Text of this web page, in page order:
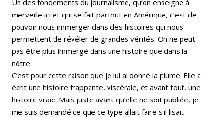
Un des fondements du journalisme, qu’on enseigne à
merveille ici et qui se fait partout en Amérique, c’est de
pouvoir nous immerger dans des histoires qui nous
permettent de révéler de grandes vérités. On ne peut
pas être plus immergé dans une histoire que dans la
nôtre.
C’est pour cette raison que je lui ai donné la plume. Elle a
écrit une histoire frappante, viscérale, et avant tout, une
histoire vraie. Mais juste avant qu’elle ne soit publiée, je
me suis demandé ce que ce type allait faire s’il lisait